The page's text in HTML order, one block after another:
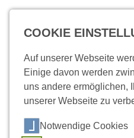
Befunde News
Startseite Labor/
COOKIE
Auf unserer Webseite
Einige davon werden
uns andere ermöglichen,
unserer Webseite zu
Notwendige Cookies